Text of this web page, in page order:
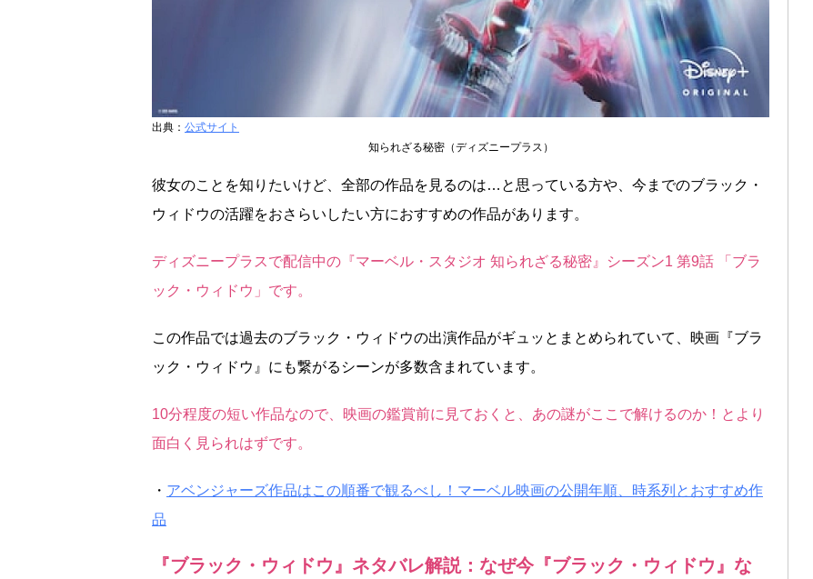
出典： 公式サイト
知られざる秘密（ディズニープラス）
彼女のことを知りたいけど、全部の作品を見るのは…と思っている方や、今までのブラック・
ウィドウの活躍をおさらいしたい方におすすめの作品があります。
ディズニープラスで配信中の『マーベル・スタジオ 知られざる秘密』シーズン1 第9話 「ブラ
ック・ウィドウ」です。
この作品では過去のブラック・ウィドウの出演作品がギュッとまとめられていて、映画『ブラ
ック・ウィドウ』にも繋がるシーンが多数含まれています。
10分程度の短い作品なので、映画の鑑賞前に見ておくと、あの謎がここで解けるのか！とより
面白く見られはずです。
・ アベンジャーズ作品はこの順番で観るべし！マーベル映画の公開年順、時系列とおすすめ作
品
『ブラック・ウィドウ』ネタバレ解説：なぜ今『ブラック・ウィドウ』な